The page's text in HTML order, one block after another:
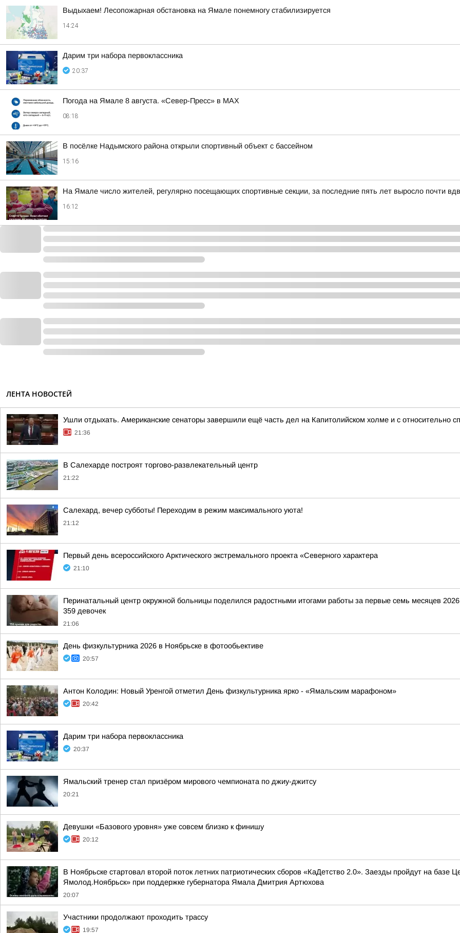
Выдыхаем! Лесопожарная обстановка на Ямале понемногу стабилизируется
14:24
Дарим три набора первоклассника
20:37
Погода на Ямале 8 августа. «Север-Пресс» в MAX
08:18
В посёлке Надымского района открыли спортивный объект с бассейном
15:16
На Ямале число жителей, регулярно посещающих спортивные секции, за последние пять лет выросло почти
16:12
ЛЕНТА НОВОСТЕЙ
Ушли отдыхать. Американские сенаторы завершили ещё часть дел на Капитолийском холме и с относительно
21:36
В Салехарде построят торгово-развлекательный центр
21:22
Салехард, вечер субботы! Переходим в режим максимального уюта!
21:12
Первый день всероссийского Арктического экстремального проекта «Северного характера
21:10
Перинатальный центр окружной больницы поделился радостными итогами работы за первые семь месяцев
359 девочек
21:06
День физкультурника 2026 в Ноябрьске в фотообьективе
20:57
Антон Колодин: Новый Уренгой отметил День физкультурника ярко - «Ямальским марафоном»
20:42
Дарим три набора первоклассника
20:37
Ямальский тренер стал призёром мирового чемпионата по джиу-джитсу
20:21
Девушки «Базового уровня» уже совсем близко к финишу
20:12
В Ноябрьске стартовал второй поток летних патриотических сборов «КаДетство 2.0». Заезды пройдут на базе
Ямолод.Ноябрьск» при поддержке губернатора Ямала Дмитрия Артюхова
20:07
Участники продолжают проходить трассу
19:57